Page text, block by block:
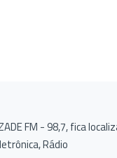
FM - 98,7, fica
Rádio